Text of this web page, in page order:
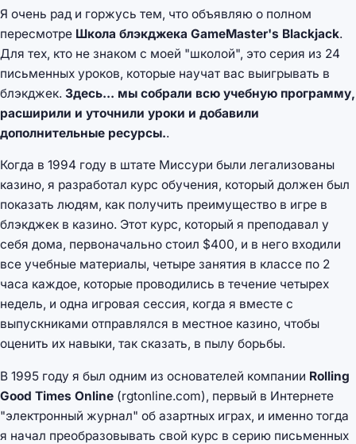
Я очень рад и горжусь тем, что объявляю о полном
пересмотре Школа блэкджека GameMaster's Blackjack.
Для тех, кто не знаком с моей "школой", это серия из 24
письменных уроков, которые научат вас выигрывать в
блэкджек. Здесь... мы собрали всю учебную программу,
расширили и уточнили уроки и добавили
дополнительные ресурсы..
Когда в 1994 году в штате Миссури были легализованы
казино, я разработал курс обучения, который должен был
показать людям, как получить преимущество в игре в
блэкджек в казино. Этот курс, который я преподавал у
себя дома, первоначально стоил $400, и в него входили
все учебные материалы, четыре занятия в классе по 2
часа каждое, которые проводились в течение четырех
недель, и одна игровая сессия, когда я вместе с
выпускниками отправлялся в местное казино, чтобы
оценить их навыки, так сказать, в пылу борьбы.
В 1995 году я был одним из основателей компании Rolling
Good Times Online (rgtonline.com), первый в Интернете
"электронный журнал" об азартных играх, и именно тогда
я начал преобразовывать свой курс в серию письменных